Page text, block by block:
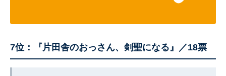
7位：『片田舎のおっさん、剣聖になる』／18票